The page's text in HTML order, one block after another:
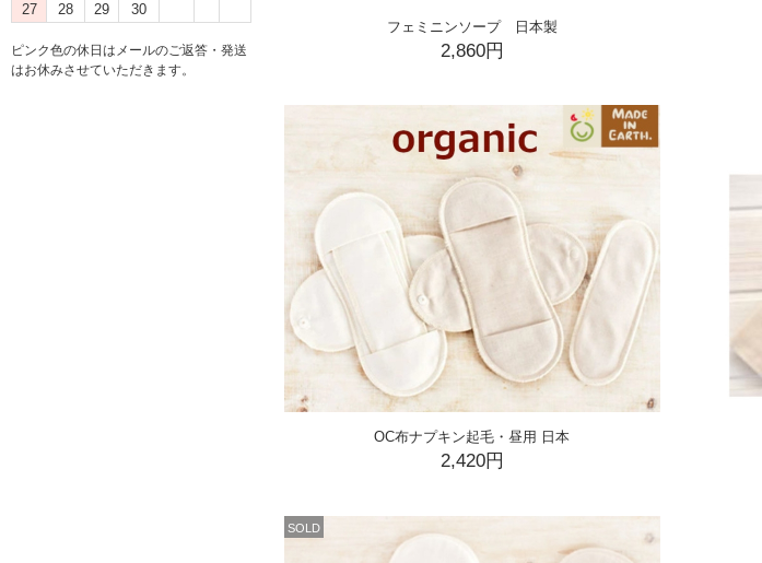
27
28 29 30
ピンク色の休日はメールのご返答・発送
はお休みさせていただきます。
フェミニンソープ 日本製
2,860円
OC布ナプキン起毛・昼用 日本
2,420円
SOLD